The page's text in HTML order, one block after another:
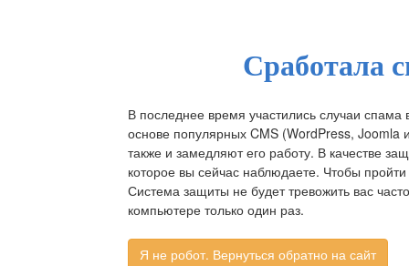
Сработала
В последнее время участились случаи
основе популярных CMS (WordPress, Joomla
также и замедляют его работу. В качестве
которое вы сейчас наблюдаете. Чтобы
Система защиты не будет тревожить вас
компьютере только один раз.